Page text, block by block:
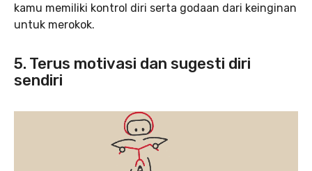
kamu memiliki kontrol diri serta godaan dari keinginan
untuk merokok.
5. Terus motivasi dan sugesti diri
sendiri